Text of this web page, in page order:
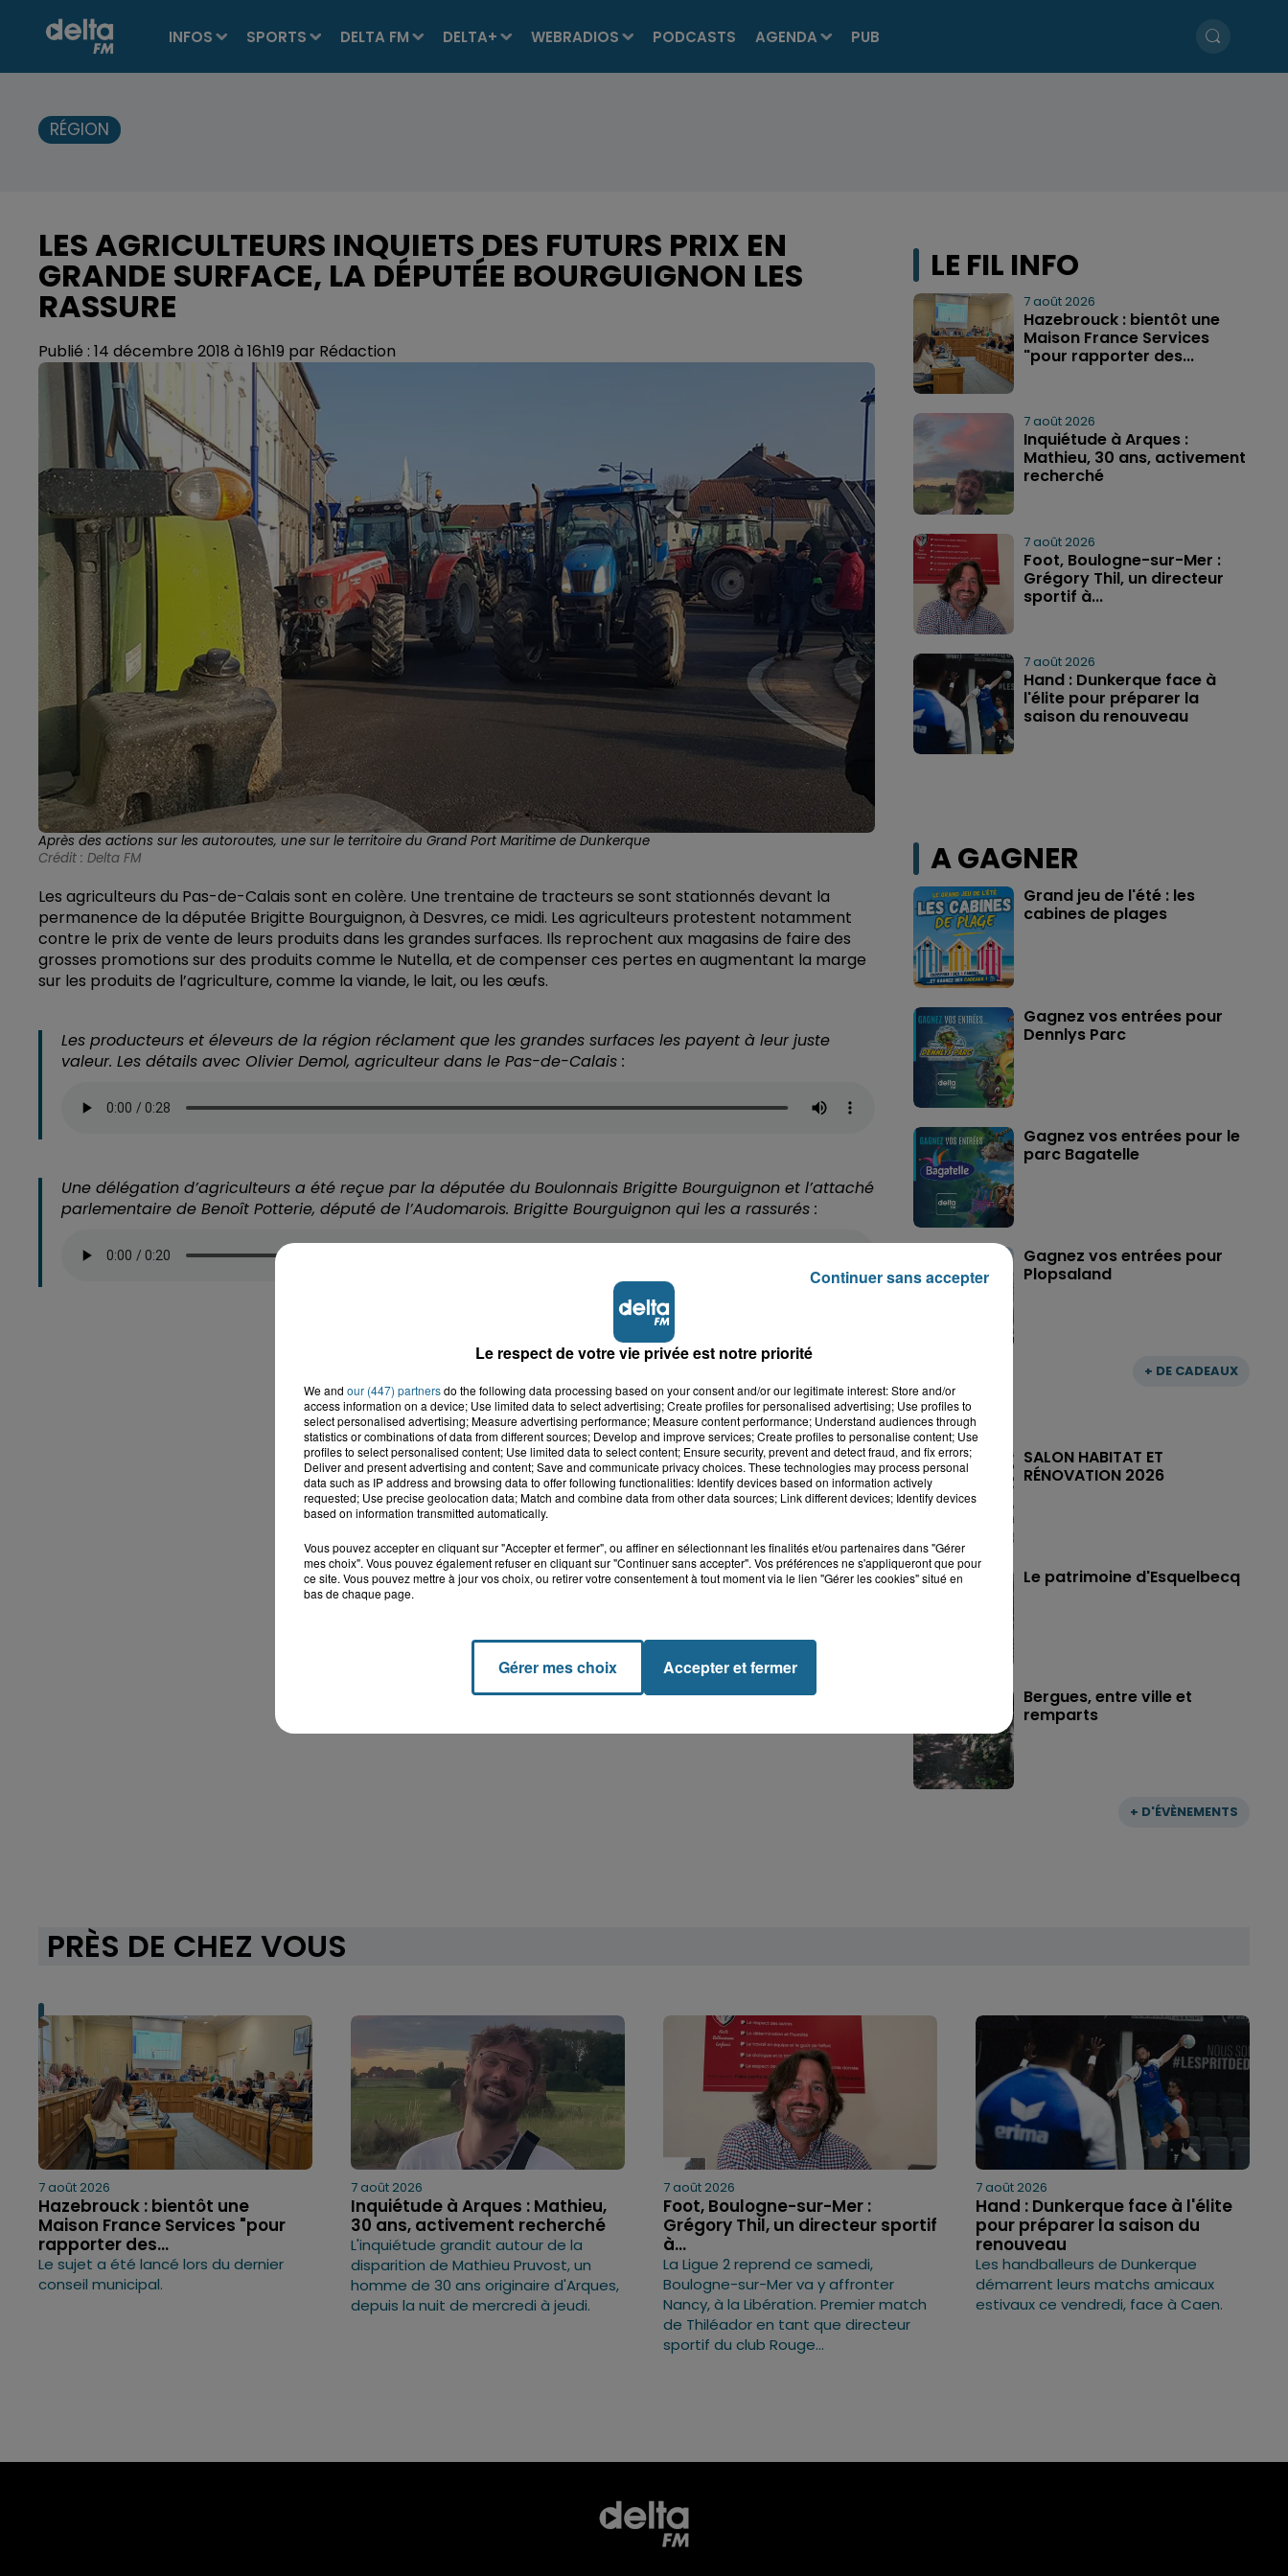
INFOS SPORTS DELTA FM DELTA+ WEBRADIOS PODCASTS AGENDA PUB
RÉGION
LES AGRICULTEURS INQUIETS DES FUTURS PRIX EN
GRANDE SURFACE, LA DÉPUTÉE BOURGUIGNON LES
RASSURE
Publié : 14 décembre 2018 à 16h19 par Rédaction
Après des actions sur les autoroutes, une sur le territoire du Grand Port Maritime de Dunkerque
Crédit : Delta FM
Les agriculteurs du Pas-de-Calais sont en colère. Une trentaine de tracteurs se sont stationnés devant la
permanence de la députée Brigitte Bourguignon, à Desvres, ce midi. Les agriculteurs protestent notamment
contre le prix de vente de leurs produits dans les grandes surfaces. Ils reprochent aux magasins de faire des
grosses promotions sur des produits comme le Nutella, et de compenser ces pertes en augmentant la marge
sur les produits de l’agriculture, comme la viande, le lait, ou les œufs.
Les producteurs et éleveurs de la région réclament que les grandes surfaces les payent à leur juste
valeur. Les détails avec Olivier Demol, agriculteur dans le Pas-de-Calais :
Une délégation d’agriculteurs a été reçue par la députée du Boulonnais Brigitte Bourguignon et l’attaché
parlementaire de Benoît Potterie, député de l’Audomarois. Brigitte Bourguignon qui les a rassurés :
LE FIL INFO
7 août 2026
Hazebrouck : bientôt une
Maison France Services
"pour rapporter des...
7 août 2026
Inquiétude à Arques :
Mathieu, 30 ans, activement
recherché
7 août 2026
Foot, Boulogne-sur-Mer :
Grégory Thil, un directeur
sportif à...
7 août 2026
Hand : Dunkerque face à
l'élite pour préparer la
saison du renouveau
A GAGNER
+ DE CADEAUX
Grand jeu de l'été : les
cabines de plages
Gagnez vos entrées pour
Dennlys Parc
Gagnez vos entrées pour le
parc Bagatelle
Gagnez vos entrées pour
Plopsaland
+ D'ÉVÈNEMENTS
SALON HABITAT ET
RÉNOVATION 2026
Le patrimoine d'Esquelbecq
Bergues, entre ville et
remparts
PRÈS DE CHEZ VOUS
7 août 2026
Hazebrouck : bientôt une
Maison France Services "pour
rapporter des...
Le sujet a été lancé lors du dernier
conseil municipal.
7 août 2026
Inquiétude à Arques : Mathieu,
30 ans, activement recherché
L'inquiétude grandit autour de la
disparition de Mathieu Pruvost, un
homme de 30 ans originaire d'Arques,
depuis la nuit de mercredi à jeudi.
7 août 2026
Foot, Boulogne-sur-Mer :
Grégory Thil, un directeur sportif
à...
La Ligue 2 reprend ce samedi,
Boulogne-sur-Mer va y affronter
Nancy, à la Libération. Premier match
de Thiléador en tant que directeur
sportif du club Rouge...
7 août 2026
Hand : Dunkerque face à l'élite
pour préparer la saison du
renouveau
Les handballeurs de Dunkerque
démarrent leurs matchs amicaux
estivaux ce vendredi, face à Caen.
Le respect de votre vie privée est notre priorité
We and our (447) partnersdo the following data processing based on your consent and/or our legitimate interest: Store and/or
access information on a device; Use limited data to select advertising; Create profiles for personalised advertising; Use profiles to
select personalised advertising; Measure advertising performance; Measure content performance; Understand audiences through
statistics or combinations of data from different sources; Develop and improve services; Create profiles to personalise content; Use
profiles to select personalised content; Use limited data to select content; Ensure security, prevent and detect fraud, and fix errors;
Deliver and present advertising and content; Save and communicate privacy choices. These technologies may process personal
data such as IP address and browsing data to offer following functionalities: Identify devices based on information actively
requested; Use precise geolocation data; Match and combine data from other data sources; Link different devices; Identify devices
based on information transmitted automatically.
Vous pouvez accepter en cliquant sur "Accepter et fermer", ou affiner en sélectionnant les finalités et/ou partenaires dans "Gérer
mes choix". Vous pouvez également refuser en cliquant sur "Continuer sans accepter". Vos préférences ne s'appliqueront que pour
ce site. Vous pouvez mettre à jour vos choix, ou retirer votre consentement à tout moment via le lien "Gérer les cookies" situé en
bas de chaque page.
Gérer mes choix Accepter et fermer
Continuer sans accepter